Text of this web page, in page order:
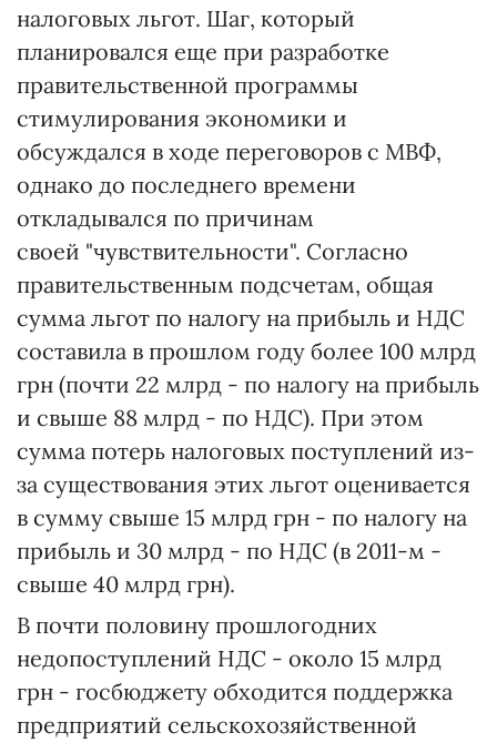
налоговых льгот. Шаг, который
планировался еще при разработке
правительственной программы
стимулирования экономики и
обсуждался в ходе переговоров с МВФ,
однако до последнего времени
откладывался по причинам
своей "чувствительности". Согласно
правительственным подсчетам, общая
сумма льгот по налогу на прибыль и НДС
составила в прошлом году более 100 млрд
грн (почти 22 млрд - по налогу на прибыль
и свыше 88 млрд - по НДС). При этом
сумма потерь налоговых поступлений из-
за существования этих льгот оценивается
в сумму свыше 15 млрд грн - по налогу на
прибыль и 30 млрд - по НДС (в 2011-м -
свыше 40 млрд грн).
В почти половину прошлогодних
недопоступлений НДС - около 15 млрд
грн - госбюджету обходится поддержка
предприятий сельскохозяйственной